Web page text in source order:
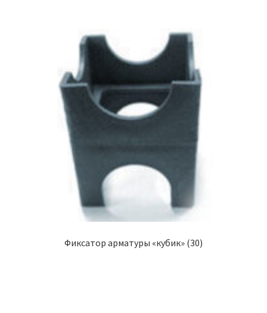
Фиксатор арматуры «кубик» (30)